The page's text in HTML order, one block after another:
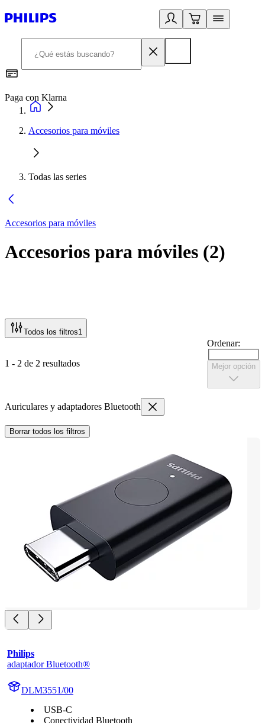
Paga con Klarna
Accesorios para móviles
Todas las series
Accesorios para móviles
Accesorios para móviles (2)
Todos los filtros1
1 - 2 de 2 resultados
Ordenar:
Mejor opción
Auriculares y adaptadores Bluetooth
Borrar todos los filtros
Philips
adaptador Bluetooth®
DLM3551/00
USB-C
Conectividad Bluetooth